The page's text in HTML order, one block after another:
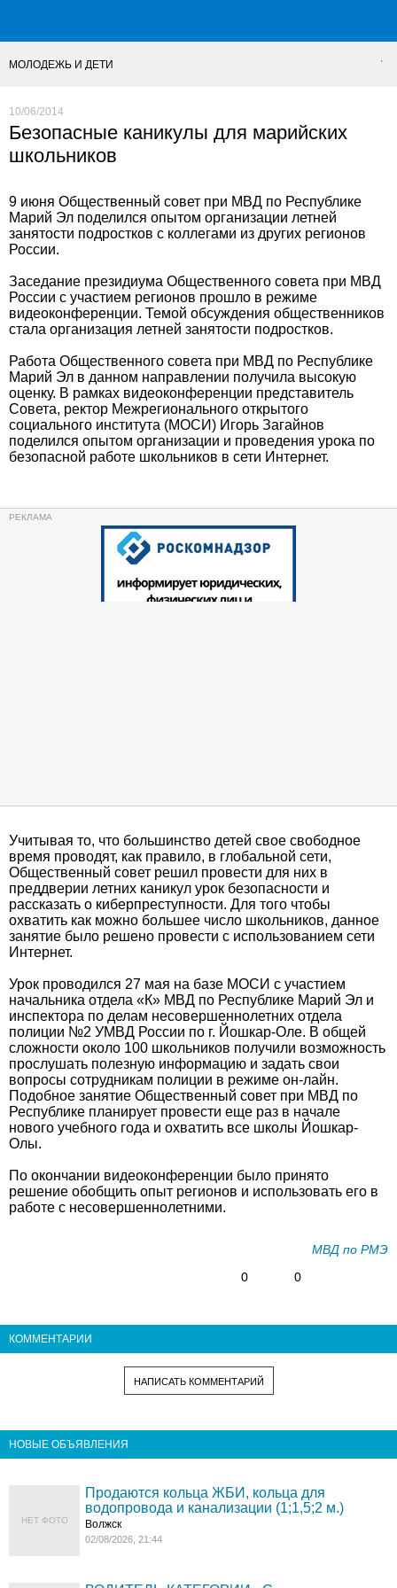
МОЛОДЕЖЬ И ДЕТИ
10/06/2014
Безопасные каникулы для марийских
школьников
9 июня Общественный совет при МВД по Республике
Марий Эл поделился опытом организации летней
занятости подростков с коллегами из других регионов
России.
Заседание президиума Общественного совета при МВД
России с участием регионов прошло в режиме
видеоконференции. Темой обсуждения общественников
стала организация летней занятости подростков.
Работа Общественного совета при МВД по Республике
Марий Эл в данном направлении получила высокую
оценку. В рамках видеоконференции представитель
Совета, ректор Межрегионального открытого
социального института (МОСИ) Игорь Загайнов
поделился опытом организации и проведения урока по
безопасной работе школьников в сети Интернет.
Учитывая то, что большинство детей свое свободное
время проводят, как правило, в глобальной сети,
Общественный совет решил провести для них в
преддверии летних каникул урок безопасности и
рассказать о киберпреступности. Для того чтобы
охватить как можно большее число школьников, данное
занятие было решено провести с использованием сети
Интернет.
Урок проводился 27 мая на базе МОСИ с участием
начальника отдела «К» МВД по Республике Марий Эл и
инспектора по делам несовершеннолетних отдела
полиции №2 УМВД России по г. Йошкар-Оле. В общей
сложности около 100 школьников получили возможность
прослушать полезную информацию и задать свои
вопросы сотрудникам полиции в режиме он-лайн.
Подобное занятие Общественный совет при МВД по
Республике планирует провести еще раз в начале
нового учебного года и охватить все школы Йошкар-
Олы.
По окончании видеоконференции было принято
решение обобщить опыт регионов и использовать его в
работе с несовершеннолетними.
МВД по РМЭ
0
0
КОММЕНТАРИИ
НАПИСАТЬ КОММЕНТАРИЙ
НОВЫЕ ОБЪЯВЛЕНИЯ
НЕТ ФОТО
Продаются кольца ЖБИ, кольца для
водопровода и канализации (1;1,5;2 м.)
Волжск
02/08/2026, 21:44